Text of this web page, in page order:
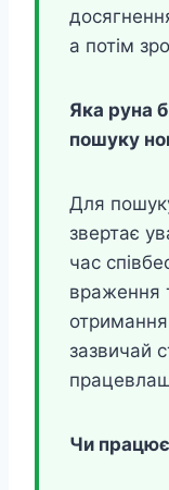
а потім
Яка руна
пошуку
Для
звертає
час
враження
зазвичай
Чи працює